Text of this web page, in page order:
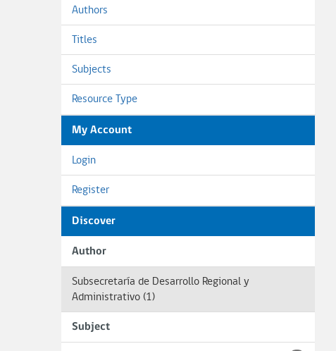
Authors
Titles
Subjects
Resource Type
My Account
Login
Register
Discover
Author
Subsecretaría de Desarrollo Regional y
Administrativo (1)
Subject